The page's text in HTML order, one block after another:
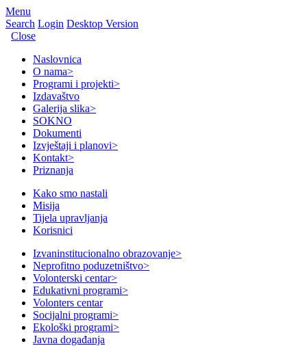
Menu
Search Login Desktop Version
Close
Naslovnica
O nama>
Programi i projekti>
Izdavaštvo
Galerija slika>
SOKNO
Dokumenti
Izvještaji i planovi>
Kontakt>
Priznanja
Kako smo nastali
Misija
Tijela upravljanja
Korisnici
Izvaninstitucionalno obrazovanje>
Neprofitno poduzetništvo>
Volonterski centar>
Edukativni programi>
Volonters centar
Socijalni programi>
Ekološki programi>
Javna događanja